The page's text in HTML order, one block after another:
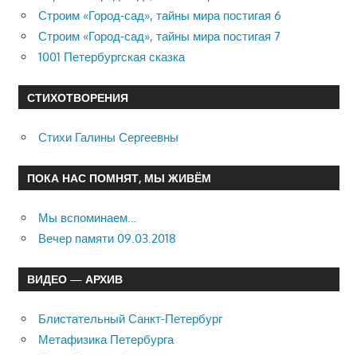
Строим «Город-сад», тайны мира постигая 6
Строим «Город-сад», тайны мира постигая 7
1001 Петербургская сказка
СТИХОТВОРЕНИЯ
Стихи Галины Сергеевны
ПОКА НАС ПОМНЯТ, МЫ ЖИВЁМ
Мы вспоминаем…
Вечер памяти 09.03.2018
ВИДЕО — АРХИВ
Блистательный Санкт-Петербург
Метафизика Петербурга